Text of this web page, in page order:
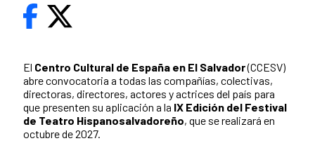
El Centro Cultural de España en El Salvador(CCESV)
abre convocatoria a todas las compañías, colectivas,
directoras, directores, actores y actrices del país para
que presenten su aplicación a la IX Edición del Festival
de Teatro Hispanosalvadoreño, que se realizará en
octubre de 2027.